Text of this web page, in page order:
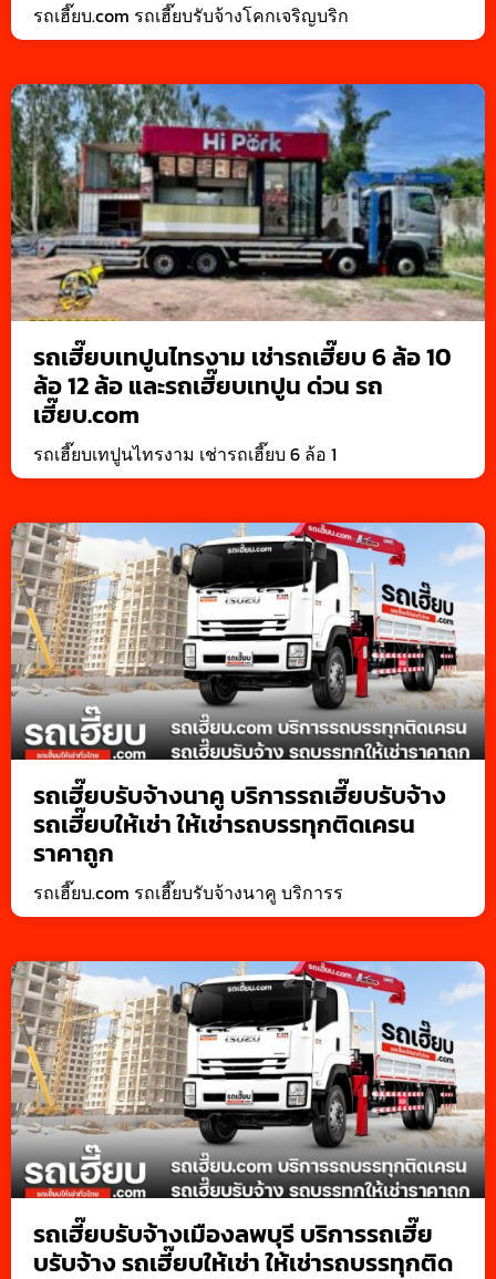
รถเฮี๊ยบ.com รถเฮี๊ยบรับจ้างโคกเจริญบริก
รถเฮี๊ยบเทปูนไทรงาม เช่ารถเฮี๊ยบ 6 ล้อ 10
ล้อ 12 ล้อ และรถเฮี๊ยบเทปูน ด่วน รถ
เฮี๊ยบ.com
รถเฮี๊ยบเทปูนไทรงาม เช่ารถเฮี๊ยบ 6 ล้อ 1
รถเฮี๊ยบรับจ้างนาคู บริการรถเฮี๊ยบรับจ้าง
รถเฮี๊ยบให้เช่า ให้เช่ารถบรรทุกติดเครน
ราคาถูก
รถเฮี๊ยบ.com รถเฮี๊ยบรับจ้างนาคู บริการร
รถเฮี๊ยบรับจ้างเมืองลพบุรี บริการรถเฮี๊ย
บรับจ้าง รถเฮี๊ยบให้เช่า ให้เช่ารถบรรทุกติด